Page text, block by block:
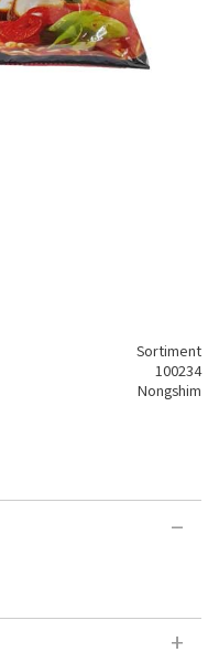
Sortiment
100234
Nongshim